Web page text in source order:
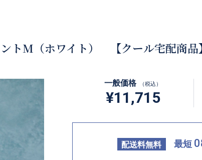
トM（ホワイト） 【クール宅配商品】
一般価格 （税込）
¥11,715
配送料無料 最短